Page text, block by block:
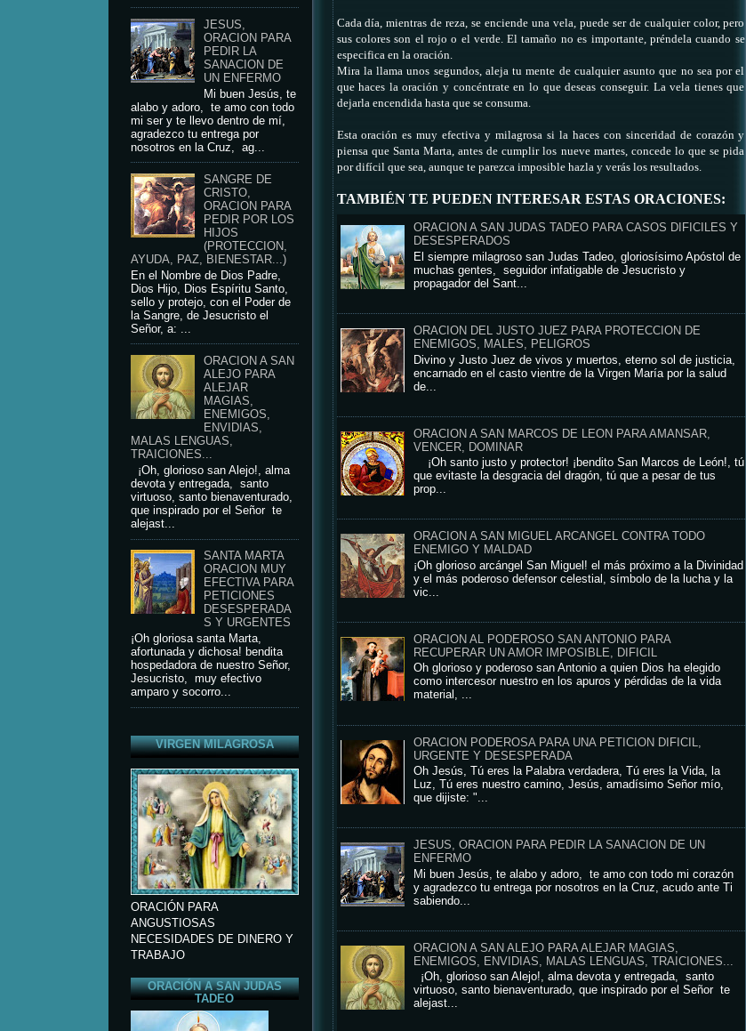
JESUS,
ORACION PARA
PEDIR LA
SANACION DE
UN ENFERMO
Mi buen Jesús, te
alabo y adoro, te amo con todo
mi ser y te llevo dentro de mí,
agradezco tu entrega por
nosotros en la Cruz, ag...
SANGRE DE
CRISTO,
ORACION PARA
PEDIR POR LOS
HIJOS
(PROTECCION,
AYUDA, PAZ, BIENESTAR...)
En el Nombre de Dios Padre,
Dios Hijo, Dios Espíritu Santo,
sello y protejo, con el Poder de
la Sangre, de Jesucristo el
Señor, a: ...
ORACION A SAN
ALEJO PARA
ALEJAR
MAGIAS,
ENEMIGOS,
ENVIDIAS,
MALAS LENGUAS,
TRAICIONES...
¡Oh, glorioso san Alejo!, alma
devota y entregada, santo
virtuoso, santo bienaventurado,
que inspirado por el Señor te
alejast...
SANTA MARTA
ORACION MUY
EFECTIVA PARA
PETICIONES
DESESPERADA
S Y URGENTES
¡Oh gloriosa santa Marta,
afortunada y dichosa! bendita
hospedadora de nuestro Señor,
Jesucristo, muy efectivo
amparo y socorro...
VIRGEN MILAGROSA
ORACIÓN PARA
ANGUSTIOSAS
NECESIDADES DE DINERO Y
TRABAJO
ORACIÓN A SAN JUDAS
TADEO
Cada día, mientras de reza, se enciende una vela, puede ser de cualquier color, pero
sus colores son el rojo o el verde. El tamaño no es importante, préndela cuando se
especifica en la oración.
Mira la llama unos segundos, aleja tu mente de cualquier asunto que no sea por el
que haces la oración y concéntrate en lo que deseas conseguir. La vela tienes que
dejarla encendida hasta que se consuma.
Esta oración es muy efectiva y milagrosa si la haces con sinceridad de corazón y
piensa que Santa Marta, antes de cumplir los nueve martes, concede lo que se pida
por difícil que sea, aunque te parezca imposible hazla y verás los resultados.
TAMBIÉN TE PUEDEN INTERESAR ESTAS ORACIONES:
ORACION A SAN JUDAS TADEO PARA CASOS DIFICILES Y
DESESPERADOS
El siempre milagroso san Judas Tadeo, gloriosísimo Apóstol de
muchas gentes, seguidor infatigable de Jesucristo y
propagador del Sant...
ORACION DEL JUSTO JUEZ PARA PROTECCION DE
ENEMIGOS, MALES, PELIGROS
Divino y Justo Juez de vivos y muertos, eterno sol de justicia,
encarnado en el casto vientre de la Virgen María por la salud
de...
ORACION A SAN MARCOS DE LEON PARA AMANSAR,
VENCER, DOMINAR
¡Oh santo justo y protector! ¡bendito San Marcos de León!, tú
que evitaste la desgracia del dragón, tú que a pesar de tus
prop...
ORACION A SAN MIGUEL ARCANGEL CONTRA TODO
ENEMIGO Y MALDAD
¡Oh glorioso arcángel San Miguel! el más próximo a la Divinidad
y el más poderoso defensor celestial, símbolo de la lucha y la
vic...
ORACION AL PODEROSO SAN ANTONIO PARA
RECUPERAR UN AMOR IMPOSIBLE, DIFICIL
Oh glorioso y poderoso san Antonio a quien Dios ha elegido
como intercesor nuestro en los apuros y pérdidas de la vida
material, ...
ORACION PODEROSA PARA UNA PETICION DIFICIL,
URGENTE Y DESESPERADA
Oh Jesús, Tú eres la Palabra verdadera, Tú eres la Vida, la
Luz, Tú eres nuestro camino, Jesús, amadísimo Señor mío,
que dijiste: "...
JESUS, ORACION PARA PEDIR LA SANACION DE UN
ENFERMO
Mi buen Jesús, te alabo y adoro, te amo con todo mi corazón
y agradezco tu entrega por nosotros en la Cruz, acudo ante Ti
sabiendo...
ORACION A SAN ALEJO PARA ALEJAR MAGIAS,
ENEMIGOS, ENVIDIAS, MALAS LENGUAS, TRAICIONES...
¡Oh, glorioso san Alejo!, alma devota y entregada, santo
virtuoso, santo bienaventurado, que inspirado por el Señor te
alejast...